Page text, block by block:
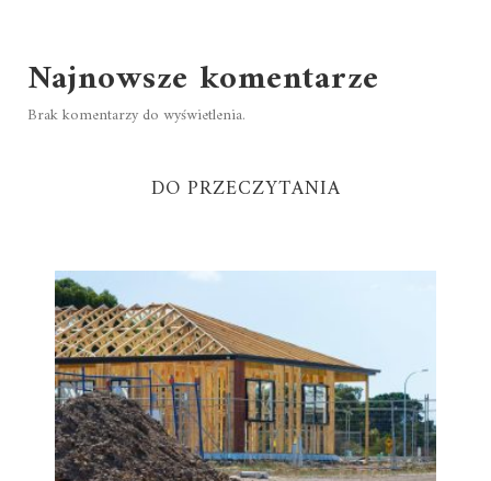
Najnowsze komentarze
Brak komentarzy do wyświetlenia.
DO PRZECZYTANIA